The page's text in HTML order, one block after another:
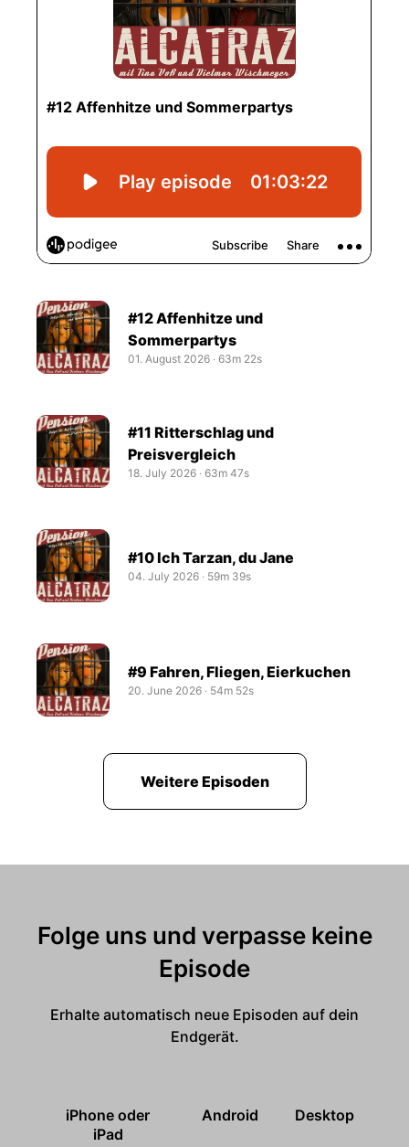
#12 Affenhitze und
Sommerpartys
01. August 2026 ‧ 63m 22s
#11 Ritterschlag und
Preisvergleich
18. July 2026 ‧ 63m 47s
#10 Ich Tarzan, du Jane
04. July 2026 ‧ 59m 39s
#9 Fahren, Fliegen, Eierkuchen
20. June 2026 ‧ 54m 52s
Weitere Episoden
Folge uns und verpasse keine
Episode
Erhalte automatisch neue Episoden auf dein
Endgerät.
iPhone oder
iPad
Android Desktop